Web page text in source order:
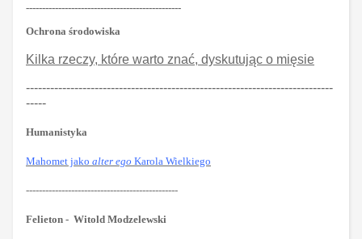
------------------------------------------------
Ochrona środowiska
Kilka rzeczy, które warto znać, dyskutując o mięsie
----------------------------------------------------------------------------
-----
Humanistyka
Mahomet jako alter ego Karola Wielkiego
-----------------------------------------------
Felieton - Witold Modzelewski